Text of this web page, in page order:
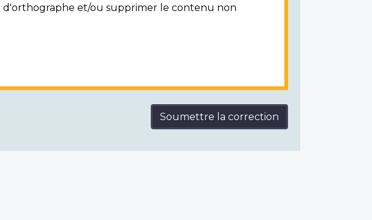
d'orthographe et/ou supprimer le contenu non
Soumettre la correction